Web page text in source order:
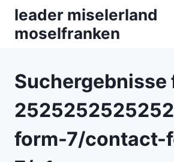
Zum
Inhalt
springen
leader miselerland
moselfranken
Suchergebnisse
form-7/contact-